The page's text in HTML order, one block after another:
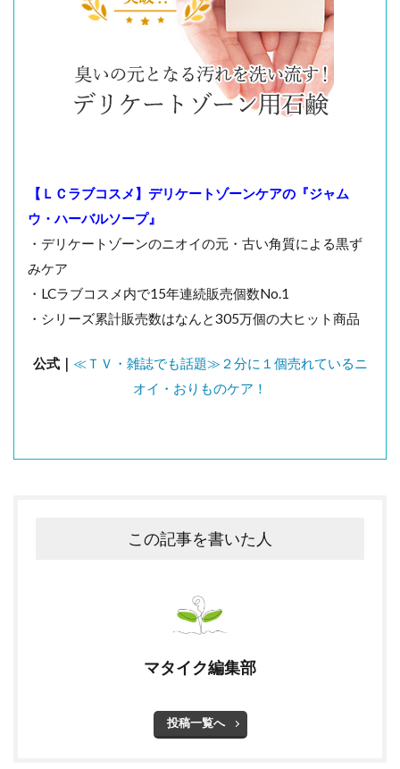
【ＬＣラブコスメ】デリケートゾーンケアの『ジャム
ウ・ハーバルソープ』
・デリケートゾーンのニオイの元・古い角質による黒ず
みケア
・LCラブコスメ内で15年連続販売個数No.1
・シリーズ累計販売数はなんと305万個の大ヒット商品
公式｜ ≪ＴＶ・雑誌でも話題≫２分に１個売れているニ
オイ・おりものケア！
この記事を書いた人
マタイク編集部
投稿一覧へ